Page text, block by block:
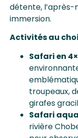
détente,
immersion.
Activités au
Safari en
troupeaux,
girafes
Safari
rivière